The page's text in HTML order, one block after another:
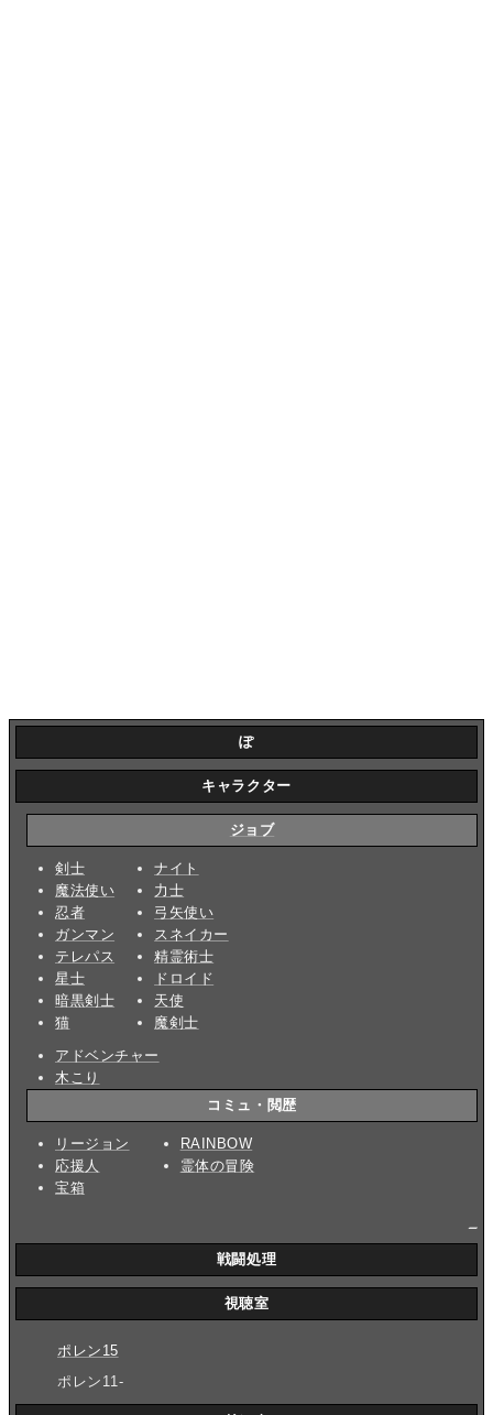
ぽ
キャラクター
ジョブ
剣士
魔法使い
忍者
ガンマン
テレパス
星士
暗黒剣士
猫
ナイト
力士
弓矢使い
スネイカー
精霊術士
ドロイド
天使
魔剣士
アドベンチャー
木こり
コミュ・閲歴
リージョン
応援人
宝箱
RAINBOW
霊体の冒険
戦闘処理
視聴室
ポレン15
ポレン11-